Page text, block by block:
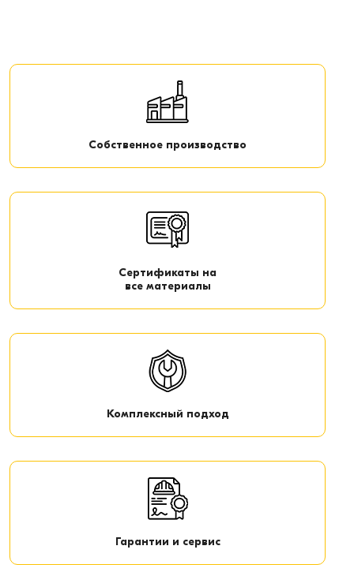
Собственное производство
Сертификаты на
все материалы
Комплексный подход
Гарантии и сервис